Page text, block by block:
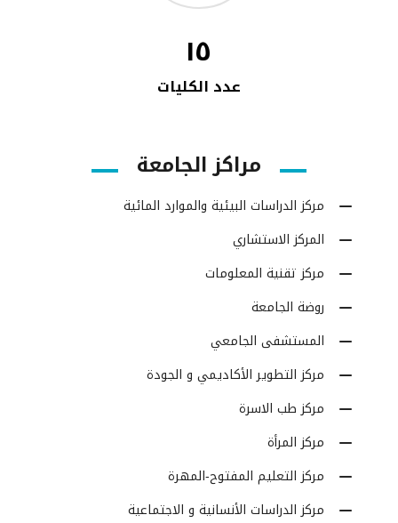
١٥
عدد الكليات
مراكز الجامعة
مركز الدراسات البيئية والموارد المائية
المركز الاستشاري
مركز تقنية المعلومات
روضة الجامعة
المستشفى الجامعي
مركز التطوير الأكاديمي و الجودة
مركز طب الاسرة
مركز المرأة
مركز التعليم المفتوح-المهرة
مركز الدراسات الأنسانية و الاجتماعية